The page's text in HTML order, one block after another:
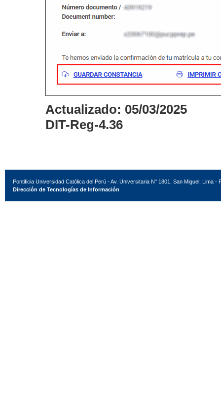
Actualizado: 05/03/2025
DIT-Reg-4.36
Pontificia Universidad Católica del Perú - Av. Universitaria N° 1801, San Miguel, Lima -
Dirección de Tecnologías de Información